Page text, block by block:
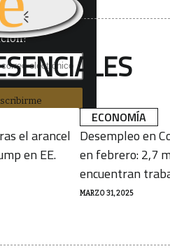
el arancel
en EE.
ECONOMÍA
MARZO 31, 2025
Desempleo en
en febrero: 2,7
encuentran